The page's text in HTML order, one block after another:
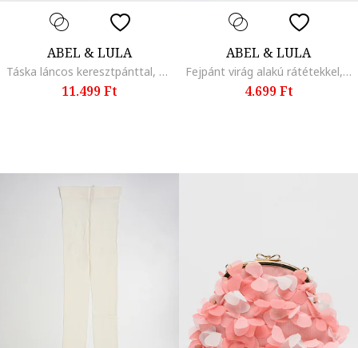
ABEL & LULA
Táska láncos keresztpánttal, Világos rózsaszín
11.499 Ft
ABEL & LULA
Fejpánt virág alakú rátétekkel, Fehér
4.699 Ft